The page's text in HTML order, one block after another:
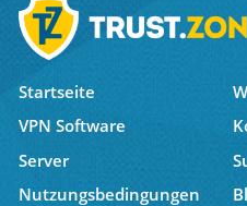
Startseite
VPN Software
Server
Nutzungsbedingungen